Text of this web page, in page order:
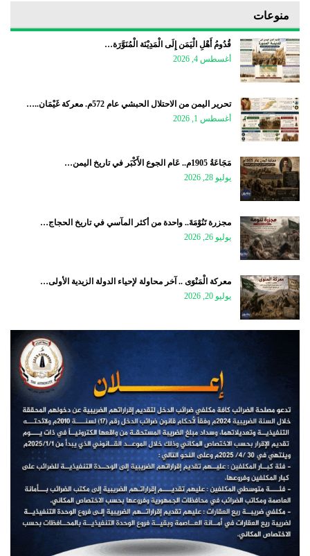
منوعات
قُدُومُ أَهْلِ الْيَمَن إِلَى الْمَدِيْنَة الْمُنَوَّرَة…
أغسطس 4, 2026
تحرير اليمن من الاحتلال الحبشي عام 572م. معركة غَيْمَان..…
أغسطس 1, 2026
مَجَاعَةُ 1905م.. عَام الجوع الأَكْبَر في تاريخ اليمن…
يوليو 28, 2026
مجزرة تَنُوْمَةَ.. واحدة من أكثر المآسي في تاريخ الحجاج…
يوليو 26, 2026
معركة الْمَنْوَى .. آخر محاولة لإحياء الدولة الزيدية الأولى…
يوليو 20, 2026